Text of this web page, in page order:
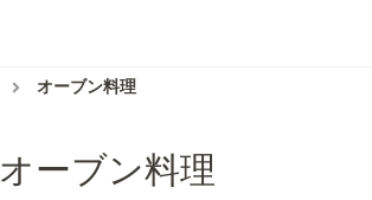
オーブン料理
オーブン料理